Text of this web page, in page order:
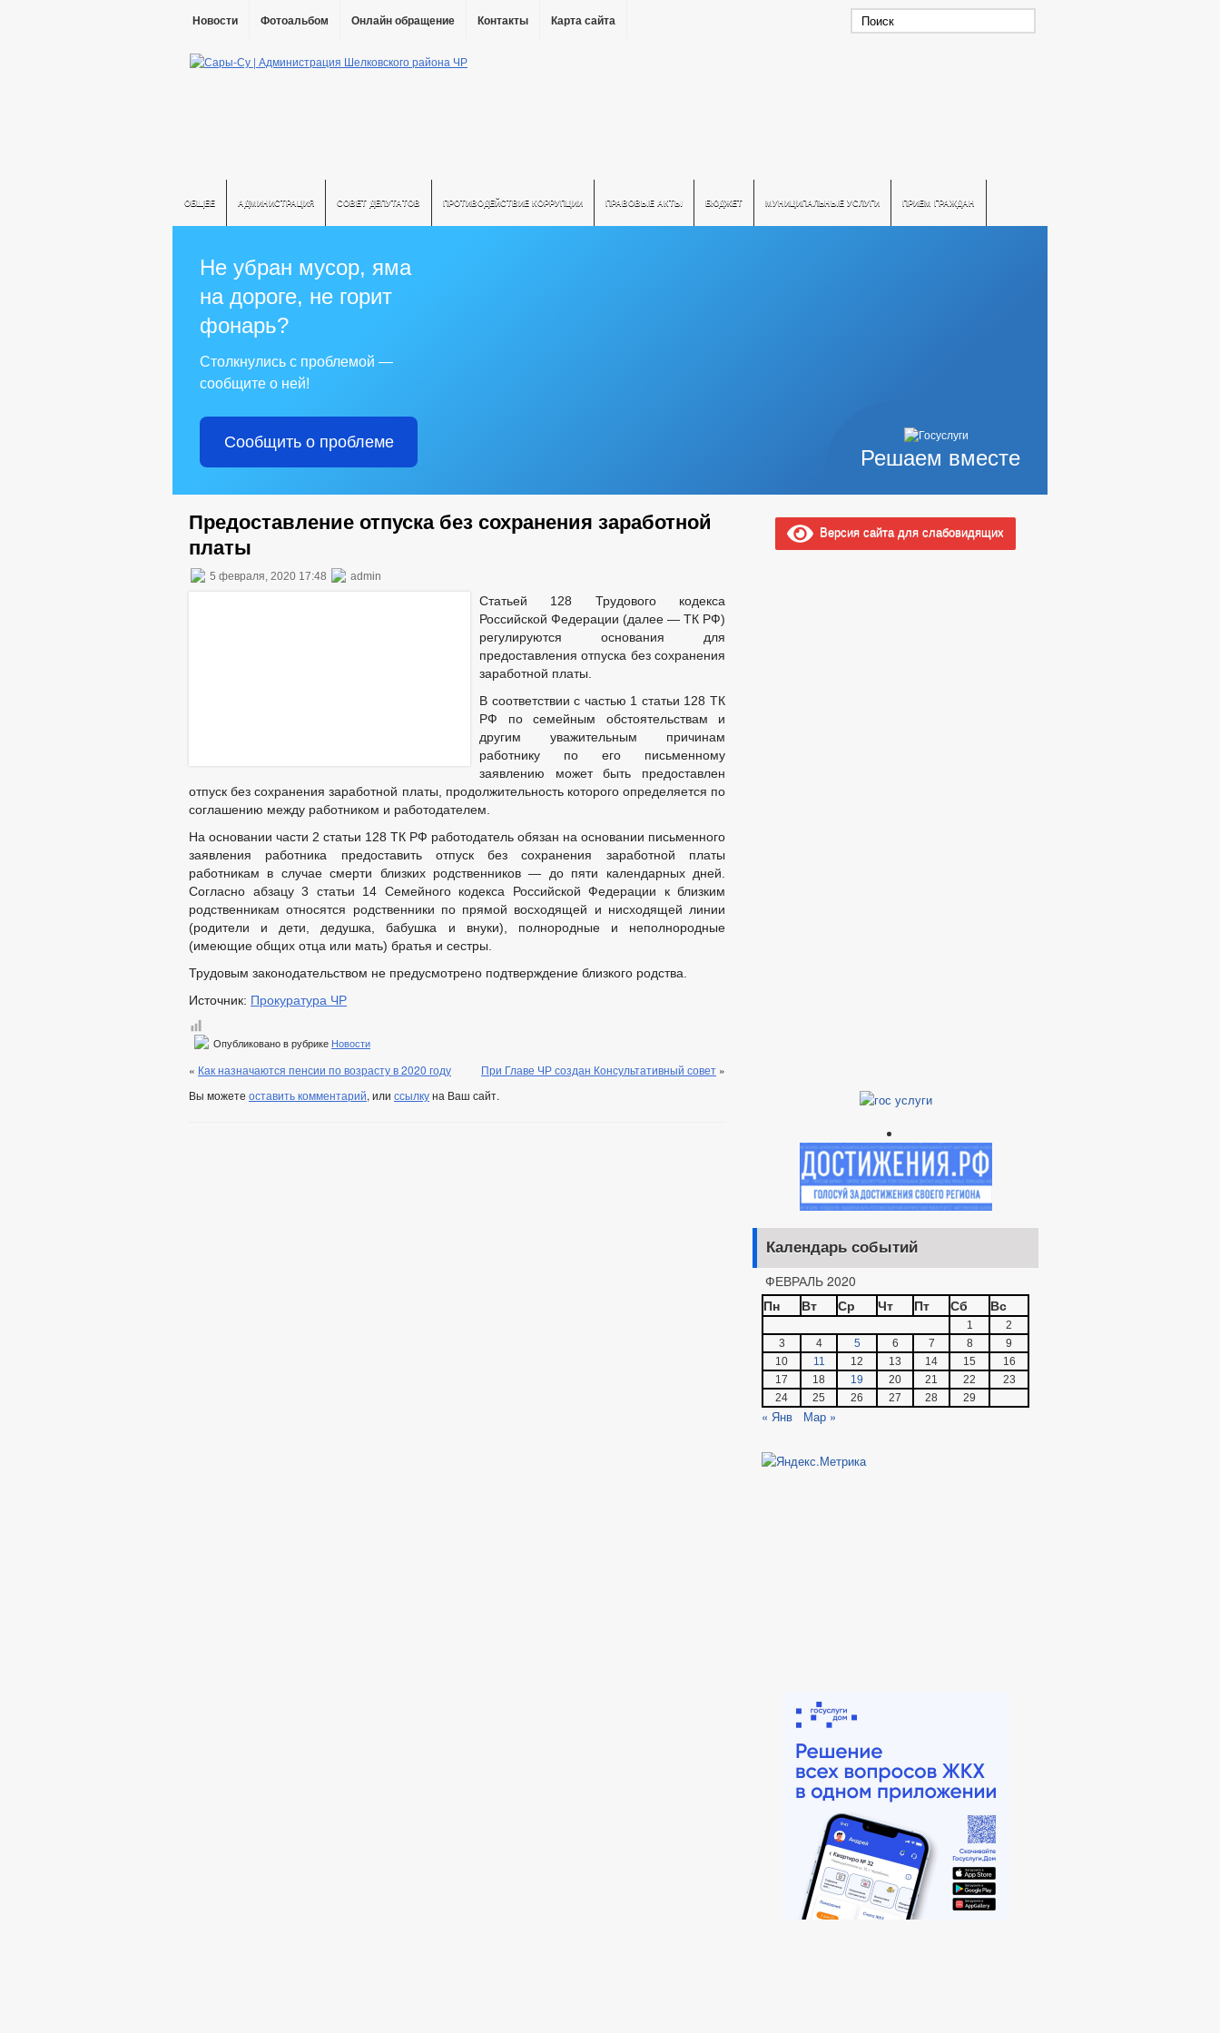
Новости Фотоальбом Онлайн обращение Контакты Карта сайта
ОБЩЕЕ АДМИНИСТРАЦИЯ СОВЕТ ДЕПУТАТОВ ПРОТИВОДЕЙСТВИЕ КОРРУПЦИИ ПРАВОВЫЕ АКТЫ БЮДЖЕТ МУНИЦИПАЛЬНЫЕ УСЛУГИ ПРИЕМ ГРАЖДАН
Решаем вместе
Не убран мусор, яма
на дороге, не горит
фонарь?
Столкнулись с проблемой —
сообщите о ней!
Сообщить о проблеме
Предоставление отпуска без сохранения заработной
платы
5 февраля, 2020 17:48 admin
Статьей 128 Трудового кодекса
Российской Федерации (далее — ТК РФ)
регулируются основания для
предоставления отпуска без сохранения
заработной платы.
В соответствии с частью 1 статьи 128 ТК
РФ по семейным обстоятельствам и
другим уважительным причинам
работнику по его письменному
заявлению может быть предоставлен
отпуск без сохранения заработной платы, продолжительность которого определяется по
соглашению между работником и работодателем.
На основании части 2 статьи 128 ТК РФ работодатель обязан на основании письменного
заявления работника предоставить отпуск без сохранения заработной платы
работникам в случае смерти близких родственников — до пяти календарных дней.
Согласно абзацу 3 статьи 14 Семейного кодекса Российской Федерации к близким
родственникам относятся родственники по прямой восходящей и нисходящей линии
(родители и дети, дедушка, бабушка и внуки), полнородные и неполнородные
(имеющие общих отца или мать) братья и сестры.
Трудовым законодательством не предусмотрено подтверждение близкого родства.
Источник: Прокуратура ЧР
Опубликовано в рубрике Новости
« Как назначаются пенсии по возрасту в 2020 году При Главе ЧР создан Консультативный совет »
Вы можете оставить комментарий, или ссылкуна Ваш сайт.
Версия сайта для слабовидящих
Календарь событий
ФЕВРАЛЬ 2020
Пн
Вт Ср Чт Пт Сб Вс
1
2
3
4 5 6 7 8
9
10
11 12 13 14 15
16
17
18 19 20 21 22
23
24
25 26 27 28 29
« Янв Мар »